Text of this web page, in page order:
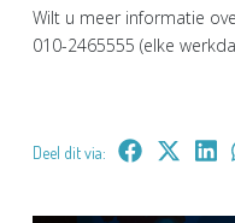
Wilt u meer informatie
010-2465555 (elke
Deel dit via: